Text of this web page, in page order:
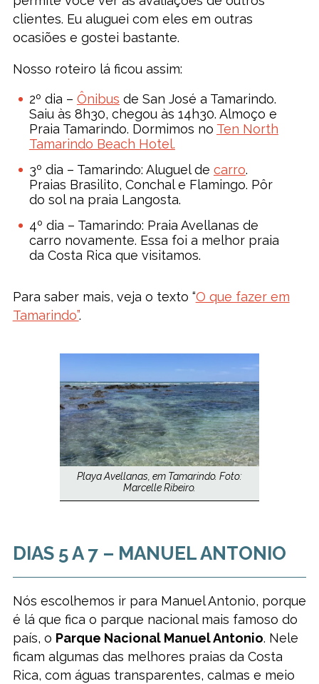
clientes. Eu aluguei com eles em outras
ocasiões e gostei bastante.
Nosso roteiro lá ficou assim:
2º dia – Ônibus de San José a Tamarindo.
Saiu às 8h30, chegou às 14h30. Almoço e
Praia Tamarindo. Dormimos no Ten North
Tamarindo Beach Hotel.
3º dia – Tamarindo: Aluguel de carro.
Praias Brasilito, Conchal e Flamingo. Pôr
do sol na praia Langosta.
4º dia – Tamarindo: Praia Avellanas de
carro novamente. Essa foi a melhor praia
da Costa Rica que visitamos.
Para saber mais, veja o texto “O que fazer em
Tamarindo”.
Playa Avellanas, em Tamarindo. Foto:
Marcelle Ribeiro.
DIAS 5 A 7 – MANUEL ANTONIO
Nós escolhemos ir para Manuel Antonio, porque
é lá que fica o parque nacional mais famoso do
país, o Parque Nacional Manuel Antonio. Nele
ficam algumas das melhores praias da Costa
Rica, com águas transparentes, calmas e meio